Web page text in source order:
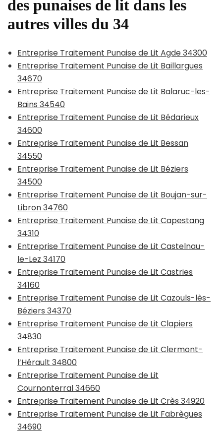
des punaises de lit dans les
autres villes du 34
Entreprise Traitement Punaise de Lit Agde 34300
Entreprise Traitement Punaise de Lit Baillargues
34670
Entreprise Traitement Punaise de Lit Balaruc-les-
Bains 34540
Entreprise Traitement Punaise de Lit Bédarieux
34600
Entreprise Traitement Punaise de Lit Bessan
34550
Entreprise Traitement Punaise de Lit Béziers
34500
Entreprise Traitement Punaise de Lit Boujan-sur-
Libron 34760
Entreprise Traitement Punaise de Lit Capestang
34310
Entreprise Traitement Punaise de Lit Castelnau-
le-Lez 34170
Entreprise Traitement Punaise de Lit Castries
34160
Entreprise Traitement Punaise de Lit Cazouls-lès-
Béziers 34370
Entreprise Traitement Punaise de Lit Clapiers
34830
Entreprise Traitement Punaise de Lit Clermont-
l’Hérault 34800
Entreprise Traitement Punaise de Lit
Cournonterral 34660
Entreprise Traitement Punaise de Lit Crès 34920
Entreprise Traitement Punaise de Lit Fabrègues
34690